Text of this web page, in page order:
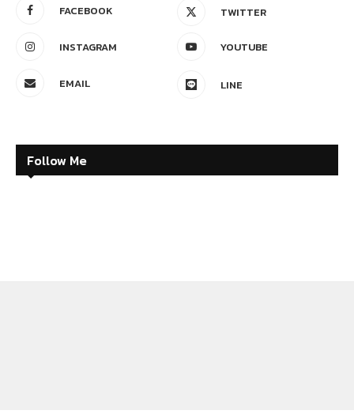
FACEBOOK TWITTER
INSTAGRAM YOUTUBE
EMAIL LINE
Follow Me